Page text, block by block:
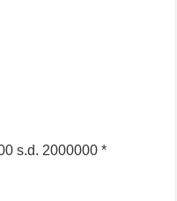
s.d. 2000000 *